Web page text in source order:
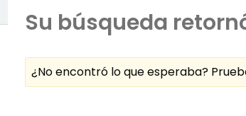
Su búsqueda
¿No encontró lo que esperaba?